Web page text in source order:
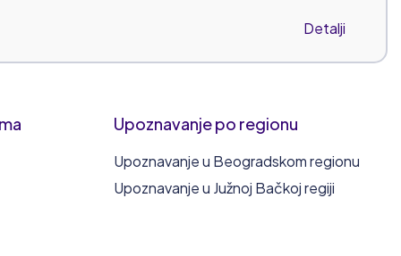
Detalji
Upoznavanje po regionu
Upoznavanje u Beogradskom regionu
Upoznavanje u Južnoj Bačkoj regiji